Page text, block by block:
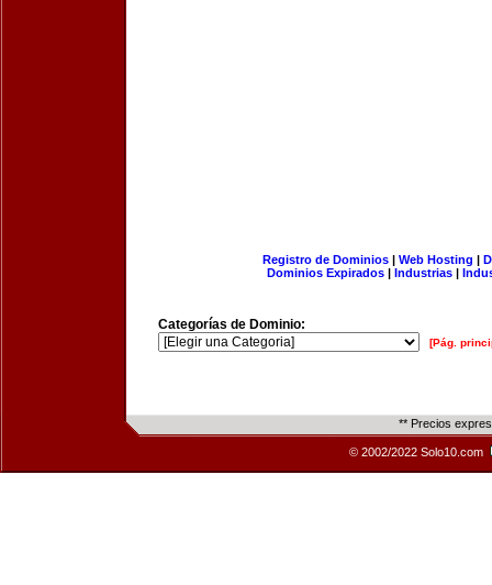
Registro de Dominios| Web Hosting |
Dominios Expirados | Industrias |
Categorías de Dominio:
[Pág.
** Precios
© 2002/2022 Solo10.com